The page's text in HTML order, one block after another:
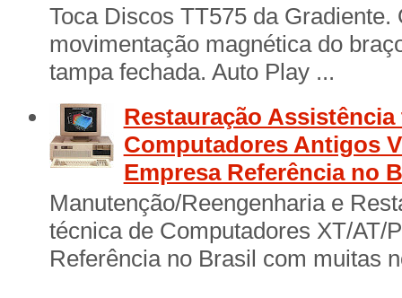
Toca Discos TT575 da
movimentação magnética do
tampa fechada. Auto Play ...
Restauração Assistência
Computadores Antigos
Empresa Referência no
Manutenção/Reengenharia e
técnica de Computadores XT/AT/
Referência no Brasil com muitas